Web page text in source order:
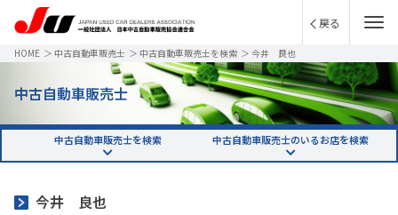
戻る
HOME ＞ 中古自動車販売士 ＞ 中古自動車販売士を検索 ＞ 今井 良也
中古自動車販売士
中古自動車販売士を検索 中古自動車販売士のいるお店を検索
今井 良也